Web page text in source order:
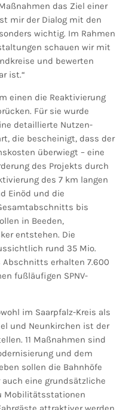
das Ziel einer
mir der Dialog mit den
wichtig. Im Rahmen
schauen wir mit
und bewerten
ist.“
einen die Reaktivierung
Für sie wurde
detaillierte Nutzen-
die bescheinigt, dass der
überwiegt – eine
des Projekts durch
des 7 km langen
Einöd und die
bis
in Beeden,
entstehen. Die
rund 35 Mio.
Abschnitts erhalten 7.600
fußläufigen SPNV-
im Saarpfalz-Kreis als
und Neunkirchen ist der
11 Maßnahmen sind
und dem
sollen die Bahnhöfe
eine grundsätzliche
Mobilitätsstationen